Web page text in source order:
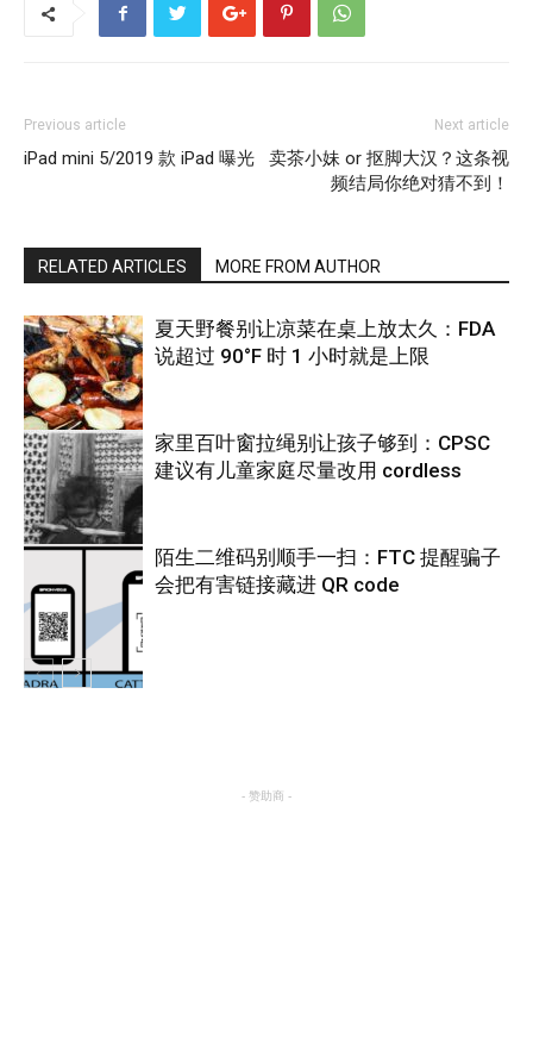
Previous article
iPad mini 5/2019 款 iPad 曝光
Next article
卖茶小妹 or 抠脚大汉？这条视
频结局你绝对猜不到！
RELATED ARTICLES MORE FROM AUTHOR
热点
夏天野餐别让凉菜在桌上放太久：FDA
说超过 90°F 时 1 小时就是上限
热点
家里百叶窗拉绳别让孩子够到：CPSC
建议有儿童家庭尽量改用 cordless
陌生二维码别顺手一扫：FTC 提醒骗子
会把有害链接藏进 QR code
- 赞助商 -